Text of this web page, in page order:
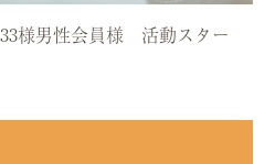
様男性会員様 活動スター